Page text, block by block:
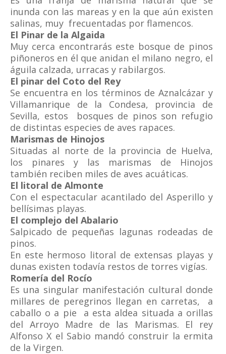
inunda con las mareas y en la que aún existen
salinas, muy frecuentadas por flamencos.
El Pinar de la Algaida
Muy cerca encontrarás este bosque de pinos
piñoneros en él que anidan el milano negro, el
águila calzada, urracas y rabilargos.
El pinar del Coto del Rey
Se encuentra en los términos de Aznalcázar y
Villamanrique de la Condesa, provincia de
Sevilla, estos bosques de pinos son refugio
de distintas especies de aves rapaces.
Marismas de Hinojos
Situadas al norte de la provincia de Huelva,
los pinares y las marismas de Hinojos
también reciben miles de aves acuáticas.
El litoral de Almonte
Con el espectacular acantilado del Asperillo y
bellísimas playas.
El complejo del Abalario
Salpicado de pequeñas lagunas rodeadas de
pinos.
En este hermoso litoral de extensas playas y
dunas existen todavía restos de torres vigías.
Romería del Rocío
Es una singular manifestación cultural donde
millares de peregrinos llegan en carretas, a
caballo o a pie a esta aldea situada a orillas
del Arroyo Madre de las Marismas. El rey
Alfonso X el Sabio mandó construir la ermita
de la Virgen.